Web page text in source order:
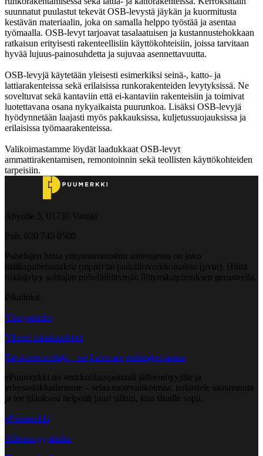
suunnatut puulastut tekevät OSB-levystä jäykän ja kuormitusta
kestävän materiaalin, joka on samalla helppo työstää ja asentaa
työmaalla. OSB-levyt tarjoavat tasalaatuisen ja kustannustehokkaan
ratkaisun erityisesti rakenteellisiin käyttökohteisiin, joissa tarvitaan
hyvää lujuus-painosuhdetta ja sujuvaa asennettavuutta.
OSB-levyjä käytetään yleisesti esimerkiksi seinä-, katto- ja
lattiarakenteissa sekä erilaisissa runkorakenteiden levytyksissä. Ne
soveltuvat sekä kantaviin että ei-kantaviin rakenteisiin ja toimivat
luotettavana osana nykyaikaista puurunkoa. Lisäksi OSB-levyjä
hyödynnetään laajasti myös pakkauksissa, kuljetussuojauksissa ja
erilaisissa työmaarakenteissa.
Valikoimastamme löydät laadukkaat OSB-levyt
ammattirakentamisen, remontoinnin sekä teollisten käyttökohteiden
tarpeisiin.
Åbyntie 5, 01730 Vantaa
Puh. 020 745 0500
Puhelujen hinta yritysnumeroihin soitettaessa on joko
matkapuhelumaksu (mpm) tai paikallisverkkomaksu (pvm). Hinta
määräytyy soittajan puhelinliittymän liittymäsopimuksen perusteella.
Pikalinkit
Yhteystiedot
Yleiset toimitusehdot
Tavarantoimittaja - tee kuorman purkuajanvaraus
ePuumerkki on verkkotilausportaali jälleenmyyjille ja
yritysasiakkaillemme – selaa tuotevalikoimaa, tarkastele saatavuutta
ja tee tilauksesi helposti juuri silloin, kun sinulle sopii.
ePuumerkki
Jälleenmyyjähaku